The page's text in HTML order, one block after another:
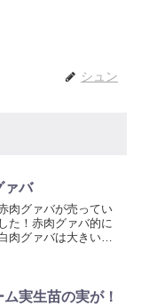
シュン
ァバ
肉グァバが売ってい
た！赤肉グァバ的に
肉グァバは大きいの
ろ無く...
実生苗の実が！